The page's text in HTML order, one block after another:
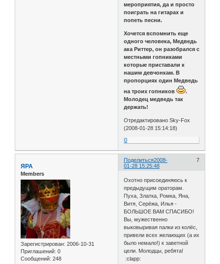
мероприятия, да и просто
поиграть на гитарах и
попеть песни.
Хочется вспомнить еще
одного человека, Медведь
ака Риттер, он разобрался с
местными гопниками
которые приставали к
нашим девчонкам. В
пропорциях один Медведь
на троих гопников
.
Молодец медведь так
держать!
Отредактировано Sky-Fox
(2008-01-28 15:14:18)
0
Поделиться 7
2008-
01-28 15:25:48
ЯРА
Members
Зарегистрирован: 2006-10-31
Приглашений: 0
Сообщений: 248
Охотно присоединяюсь к
предыдущим ораторам.
Пуха, Златка, Ромка, Яна,
Витя, Серёжа, Илья -
БОЛЬШОЕ ВАМ СПАСИБО!
Вы, мужественно
выковыривая палки из колёс,
привели всех желающих (а их
было немало!) к заветной
цели. Молодцы, ребята!
:clapp: